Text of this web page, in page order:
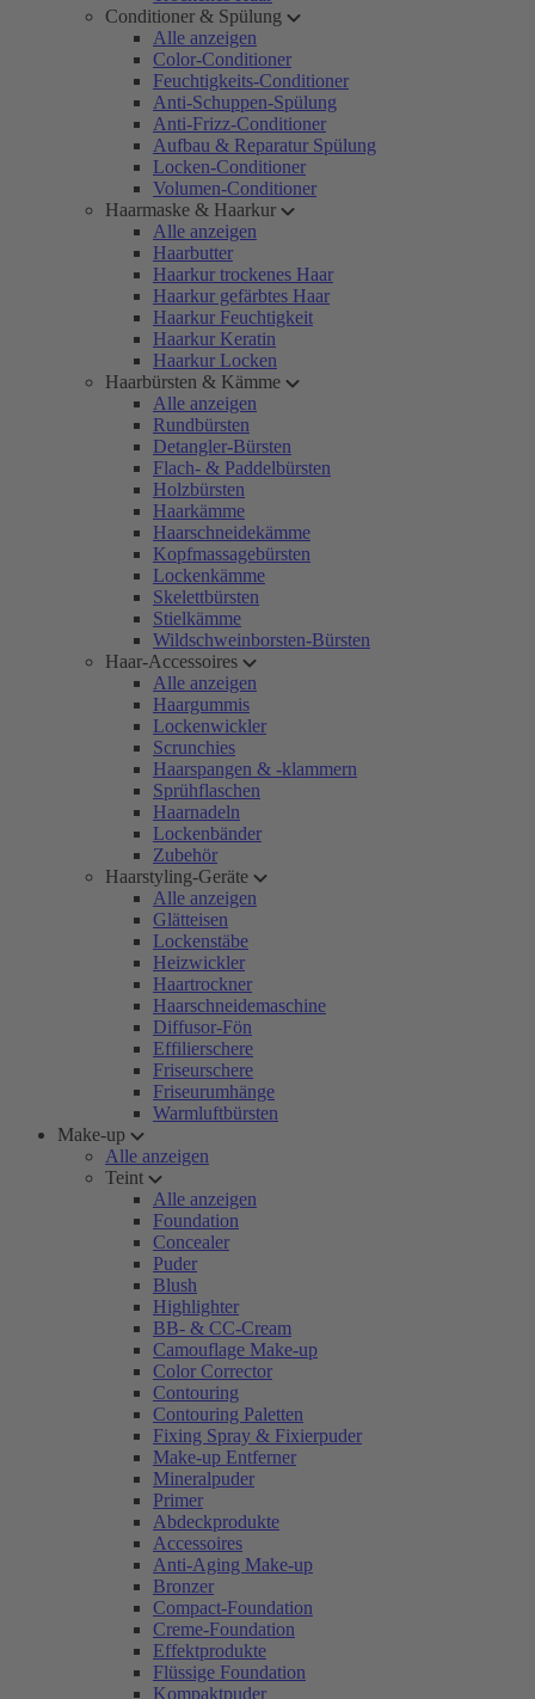
Conditioner & Spülung
Alle anzeigen
Color-Conditioner
Feuchtigkeits-Conditioner
Anti-Schuppen-Spülung
Anti-Frizz-Conditioner
Aufbau & Reparatur Spülung
Locken-Conditioner
Volumen-Conditioner
Haarmaske & Haarkur
Alle anzeigen
Haarbutter
Haarkur trockenes Haar
Haarkur gefärbtes Haar
Haarkur Feuchtigkeit
Haarkur Keratin
Haarkur Locken
Haarbürsten & Kämme
Alle anzeigen
Rundbürsten
Detangler-Bürsten
Flach- & Paddelbürsten
Holzbürsten
Haarkämme
Haarschneidekämme
Kopfmassagebürsten
Lockenkämme
Skelettbürsten
Stielkämme
Wildschweinborsten-Bürsten
Haar-Accessoires
Alle anzeigen
Haargummis
Lockenwickler
Scrunchies
Haarspangen & -klammern
Sprühflaschen
Haarnadeln
Lockenbänder
Zubehör
Haarstyling-Geräte
Alle anzeigen
Glätteisen
Lockenstäbe
Heizwickler
Haartrockner
Haarschneidemaschine
Diffusor-Fön
Effilierschere
Friseurschere
Friseurumhänge
Warmluftbürsten
Make-up
Alle anzeigen
Teint
Alle anzeigen
Foundation
Concealer
Puder
Blush
Highlighter
BB- & CC-Cream
Camouflage Make-up
Color Corrector
Contouring
Contouring Paletten
Fixing Spray & Fixierpuder
Make-up Entferner
Mineralpuder
Primer
Abdeckprodukte
Accessoires
Anti-Aging Make-up
Bronzer
Compact-Foundation
Creme-Foundation
Effektprodukte
Flüssige Foundation
Kompaktpuder